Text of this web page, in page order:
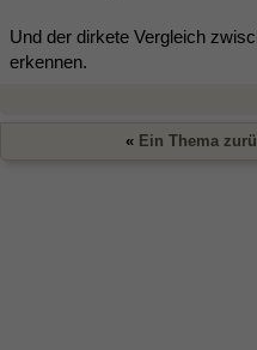
Und der dirkete Vergleich
erkennen.
« Ein Thema